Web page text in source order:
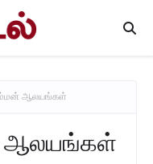
ஆலயங்கள்